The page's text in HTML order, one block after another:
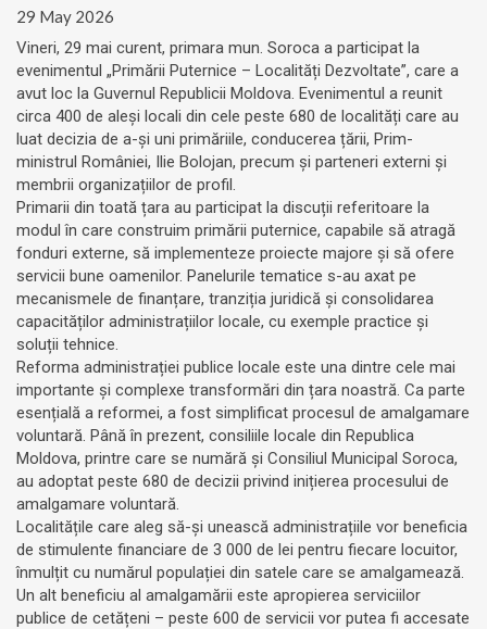
29 May 2026
Vineri, 29 mai curent, primara mun. Soroca a participat la
evenimentul „Primării Puternice – Localități Dezvoltate”, care a
avut loc la Guvernul Republicii Moldova. Evenimentul a reunit
circa 400 de aleși locali din cele peste 680 de localități care au
luat decizia de a-și uni primăriile, conducerea țării, Prim-
ministrul României, Ilie Bolojan, precum și parteneri externi și
membrii organizațiilor de profil.
Primarii din toată țara au participat la discuții referitoare la
modul în care construim primării puternice, capabile să atragă
fonduri externe, să implementeze proiecte majore și să ofere
servicii bune oamenilor. Panelurile tematice s-au axat pe
mecanismele de finanțare, tranziția juridică și consolidarea
capacităților administrațiilor locale, cu exemple practice și
soluții tehnice.
Reforma administrației publice locale este una dintre cele mai
importante și complexe transformări din țara noastră. Ca parte
esențială a reformei, a fost simplificat procesul de amalgamare
voluntară. Până în prezent, consiliile locale din Republica
Moldova, printre care se numără și Consiliul Municipal Soroca,
au adoptat peste 680 de decizii privind inițierea procesului de
amalgamare voluntară.
Localitățile care aleg să-și unească administrațiile vor beneficia
de stimulente financiare de 3 000 de lei pentru fiecare locuitor,
înmulțit cu numărul populației din satele care se amalgamează.
Un alt beneficiu al amalgamării este apropierea serviciilor
publice de cetățeni – peste 600 de servicii vor putea fi accesate